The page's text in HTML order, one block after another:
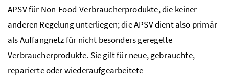
APSV für Non-Food-Verbraucherprodukte, die keiner
anderen Regelung unterliegen; die APSV dient also primär
als Auffangnetz für nicht besonders geregelte
Verbraucherprodukte. Sie gilt für neue, gebrauchte,
reparierte oder wiederaufgearbeitete